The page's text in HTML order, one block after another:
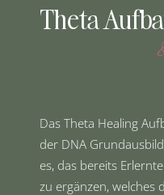
Theta
Das Theta Healing
der DNA
es, das bereits
zu ergänzen, welches